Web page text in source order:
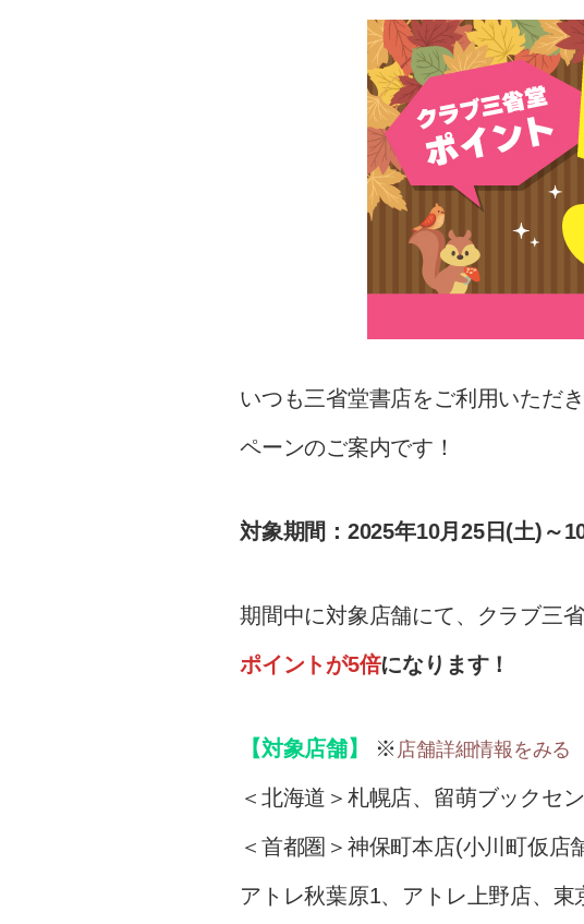
いつも三省堂書店をご利用いただ
ペーンのご案内です！
対象期間：2025年10月25日(土)～
期間中に対象店舗にて、クラブ三
ポイントが5倍になります！
【対象店舗】 ※ 店舗詳細情報をみる
＜北海道＞札幌店、留萌ブックセ
＜首都圏＞神保町本店(小川町仮店
アトレ秋葉原1、アトレ上野店、